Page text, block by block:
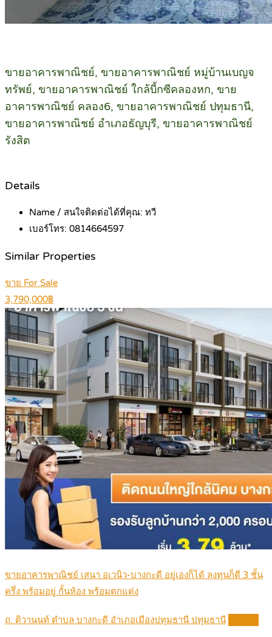
ขายอาคารพาณิชย์, ขายอาคารพาณิชย์ หมู่บ้านเบญจ
ทรัพย์, ขายอาคารพาณิชย์ ใกล้บี้กซีคลองหก, ขาย
อาคารพาณิชย์ คลอง6, ขายอาคารพาณิชย์ ปทุมธานี,
ขายอาคารพาณิชย์ อำเภอธัญบุรี, ขายอาคารพาณิชย์
รังสิต
Details
Name / สนใจติดต่อได้ที่คุณ: ทวี
เบอร์โทร: 0814664597
Similar Properties
ขาย For Sale
3,790,000฿
ขายอาคารพาณิชย์ เสนา อเวนิว-บางกะดี อยู่เองก็ได้ ลงทุนก็ดี 3 ชั้น
ครึ่ง พร้อมอยู่ กั้นห้อง พร้อมตกแต่ง
ถ. ติวานนท์ ตำบล บางกะดี อำเภอเมืองปทุมธานี ปทุมธานี